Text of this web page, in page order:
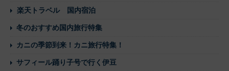
楽天トラベル 国内宿泊
冬のおすすめ国内旅行特集
カニの季節到来！カニ旅行特集！
サフィール踊り子号で行く伊豆